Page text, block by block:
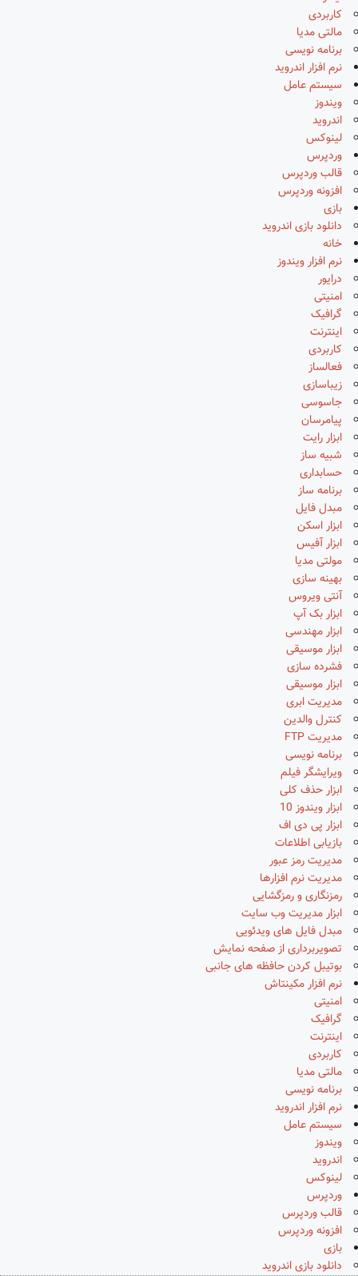
کاربردی
مالتی مدیا
برنامه نویسی
نرم افزار اندروید
سیستم عامل
ویندوز
اندروید
لینوکس
وردپرس
قالب وردپرس
افزونه وردپرس
بازی
دانلود بازی اندروید
خانه
نرم افزار ویندوز
درایور
امنیتی
گرافیک
اینترنت
کاربردی
فعالساز
زیباسازی
جاسوسی
پیامرسان
ابزار رایت
شبیه ساز
حسابداری
برنامه ساز
مبدل فایل
ابزار اسکن
ابزار آفیس
مولتی مدیا
بهینه سازی
آنتی ویروس
ابزار بک آپ
ابزار مهندسی
ابزار موسیقی
فشرده سازی
ابزار موسیقی
مدیریت ابری
کنترل والدین
مدیریت FTP
برنامه نویسی
ویرایشگر فیلم
ابزار حذف کلی
ابزار ویندوز 10
ابزار پی دی اف
بازیابی اطلاعات
مدیریت رمز عبور
مدیریت نرم افزارها
رمزنگاری و رمزگشایی
ابزار مدیریت وب سایت
مبدل فایل های ویدئویی
تصویربرداری از صفحه نمایش
بوتیبل کردن حافظه های جانبی
نرم افزار مکینتاش
امنیتی
گرافیک
اینترنت
کاربردی
مالتی مدیا
برنامه نویسی
نرم افزار اندروید
سیستم عامل
ویندوز
اندروید
لینوکس
وردپرس
قالب وردپرس
افزونه وردپرس
بازی
دانلود بازی اندروید